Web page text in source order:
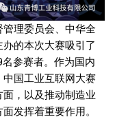
理委员会、中华全
的本次大赛吸引了
参赛者。作为国内
国工业互联网大赛
，以及推动制造业
发挥着重要作用。